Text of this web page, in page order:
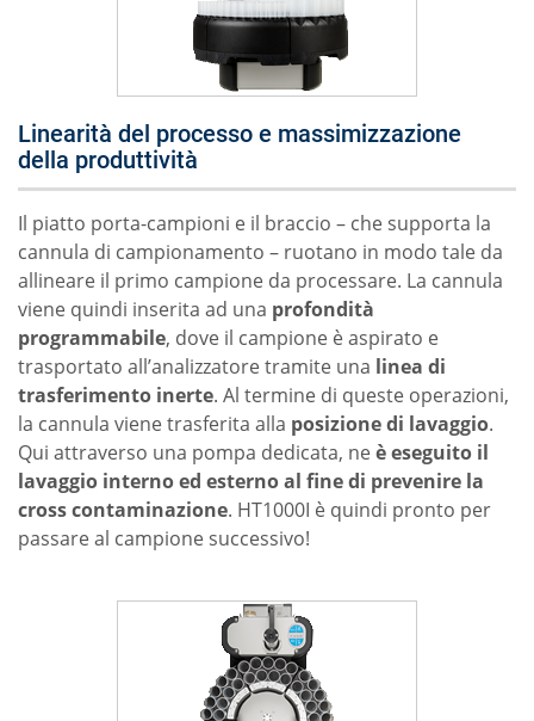
Linearità del processo e massimizzazione
della produttività
Il piatto porta-campioni e il braccio – che supporta la
cannula di campionamento – ruotano in modo tale da
allineare il primo campione da processare. La cannula
viene quindi inserita ad una profondità
programmabile, dove il campione è aspirato e
trasportato all’analizzatore tramite una linea di
trasferimento inerte. Al termine di queste operazioni,
la cannula viene trasferita alla posizione di lavaggio.
Qui attraverso una pompa dedicata, neè eseguito il
lavaggio interno ed esterno al fine di prevenire la
cross contaminazione. HT1000I è quindi pronto per
passare al campione successivo!